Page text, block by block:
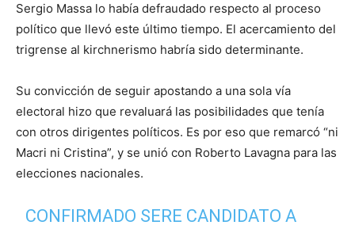
Sergio Massa lo había defraudado respecto al proceso
político que llevó este último tiempo. El acercamiento del
trigrense al kirchnerismo habría sido determinante.
Su convicción de seguir apostando a una sola vía
electoral hizo que revaluará las posibilidades que tenía
con otros dirigentes políticos. Es por eso que remarcó “ni
Macri ni Cristina”, y se unió con Roberto Lavagna para las
elecciones nacionales.
CONFIRMADO SERE CANDIDATO A